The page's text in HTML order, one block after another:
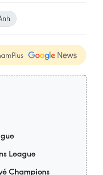
League
Champions